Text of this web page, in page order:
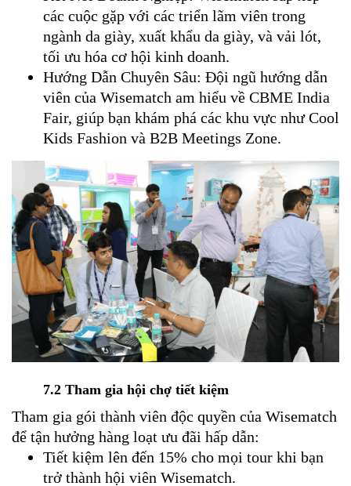
các cuộc gặp với các triển lãm viên trong
ngành da giày, xuất khẩu da giày, và vải lót,
tối ưu hóa cơ hội kinh doanh.
Hướng Dẫn Chuyên Sâu: Đội ngũ hướng dẫn
viên của Wisematch am hiểu về CBME India
Fair, giúp bạn khám phá các khu vực như Cool
Kids Fashion và B2B Meetings Zone.
7.2 Tham gia hội chợ tiết kiệm
Tham gia gói thành viên độc quyền của Wisematch
để tận hưởng hàng loạt ưu đãi hấp dẫn:
Tiết kiệm lên đến 15% cho mọi tour khi bạn
trở thành hội viên Wisematch.